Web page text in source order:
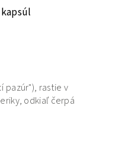
pazúr"), rastie v
odkiaľ čerpá